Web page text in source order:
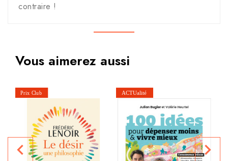
contraire !
Vous aimerez aussi
navigate_before navigate_next